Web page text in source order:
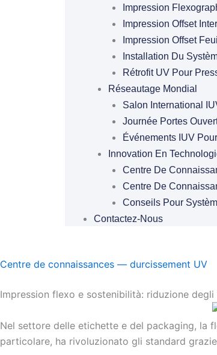
Impression
Impression Offset
Impression Offset
Installation Du
Rétrofit UV Pour
Réseautage Mondial
Salon International
Journée Portes
Événements IUV
Innovation En
Centre De
Centre De
Conseils Pour
Contactez-Nous
Centre de connaissances — durcissement UV
Impression flexo e sostenibilità: riduzione
Nel settore delle etichette e del packaging, la
particolare, ha rivoluzionato gli standard